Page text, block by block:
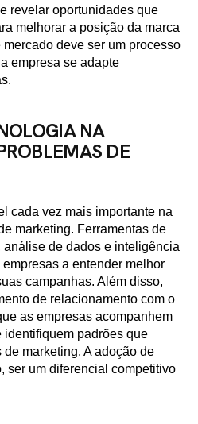
revelar oportunidades que
melhorar a posição da marca
deve ser um processo
empresa se adapte
NA
DE
cada vez mais importante na
marketing. Ferramentas de
de dados e inteligência
a entender melhor
campanhas. Além disso,
de relacionamento com o
as empresas acompanhem
identifiquem padrões que
marketing. A adoção de
ser um diferencial competitivo